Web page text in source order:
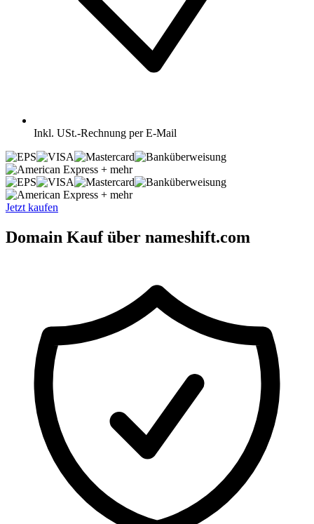
Inkl. USt.-Rechnung per E-Mail
+ mehr
+ mehr
Jetzt kaufen
Domain Kauf über nameshift.com